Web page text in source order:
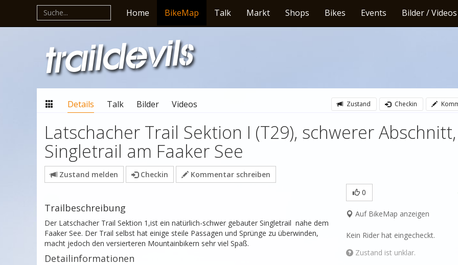
Home BikeMap Talk Markt Shops Bikes Events Bilder / Videos
Details Talk Bilder Videos Zustand Checkin
Latschacher Trail Sektion I (T29), schwerer Abschnitt,
Singletrail am Faaker See
0
Auf BikeMap anzeigen
Kein Rider hat eingecheckt.
Zustand ist unklar.
Zustand melden Checkin Kommentar schreiben
Trailbeschreibung
Der Latschacher Trail Sektion 1,ist ein natürlich-schwer gebauter Singletrail  nahe dem
Faaker See. Der Trail selbst hat einige steile Passagen und Sprünge zu überwinden,
macht jedoch den versierteren Mountainbikern sehr viel Spaß.
Detailinformationen